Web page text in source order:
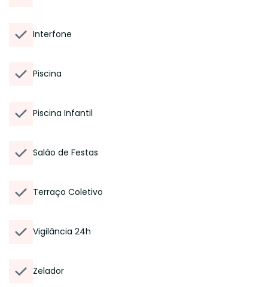
Interfone
Piscina
Piscina Infantil
Salão de Festas
Terraço Coletivo
Vigilância 24h
Zelador